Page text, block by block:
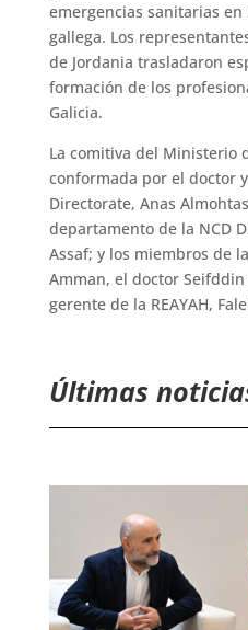
emergencias sanitarias
gallega. Los
de Jordania trasladaron
formación de los
Galicia.
La comitiva del Ministerio
conformada por el doctor
Directorate, Anas
departamento de la NCD
Assaf; y los miembros de
Amman, el doctor Seifddin
gerente de la REAYAH,
Últimas